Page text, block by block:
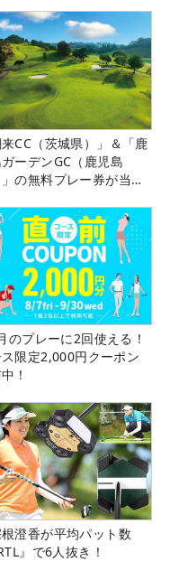
来CC（茨城県）」＆「鹿
ーデンGC（鹿児島
の無料プレー券が当た
のプレーに2回使える！
ス限定2,000円クーポン
！
澄香が平均パット数
』で6人抜き！